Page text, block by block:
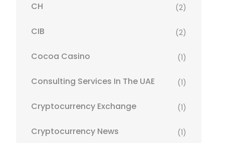
CH (2)
CIB (2)
Cocoa Casino (1)
Consulting Services In The UAE (1)
Cryptocurrency Exchange (1)
Cryptocurrency News (1)